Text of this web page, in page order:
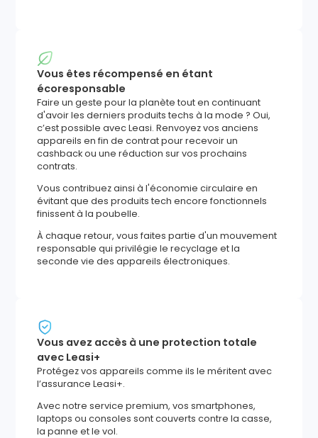
Vous êtes récompensé en étant
écoresponsable
Faire un geste pour la planète tout en continuant
d'avoir les derniers produits techs à la mode ? Oui,
c’est possible avec Leasi. Renvoyez vos anciens
appareils en fin de contrat pour recevoir un
cashback ou une réduction sur vos prochains
contrats.
Vous contribuez ainsi à l'économie circulaire en
évitant que des produits tech encore fonctionnels
finissent à la poubelle.
À chaque retour, vous faites partie d'un mouvement
responsable qui privilégie le recyclage et la
seconde vie des appareils électroniques.
Vous avez accès à une protection totale
avec Leasi+
Protégez vos appareils comme ils le méritent avec
l’assurance Leasi+.
Avec notre service premium, vos smartphones,
laptops ou consoles sont couverts contre la casse,
la panne et le vol.